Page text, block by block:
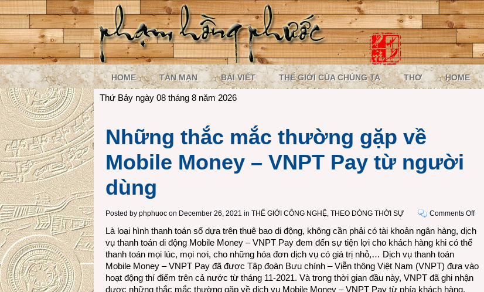
HOME TẢN MẠN BÀI VIẾT THẾ GIỚI CỦA CHÚNG TA THƠ HOME
Thứ Bảy ngày 08 tháng 8 năm 2026
Những thắc mắc thường gặp về
Mobile Money – VNPT Pay từ người
dùng
Posted by phphuoc on December 26, 2021 in THẾ GIỚI CÔNG NGHỆ, THEO DÒNG THỜI SỰ Comments Offon
thắc
gặp
Là loại hình thanh toán số dựa trên thuê bao di động, không cần phải có tài khoản ngân hàng, dịch
vụ thanh toán di động Mobile Money – VNPT Pay đem đến sự tiện lợi cho khách hàng khi có thể
thanh toán mọi lúc, mọi nơi, cho những hóa đơn dịch vụ có giá trị nhỏ,… Dịch vụ thanh toán
Mobile Money – VNPT Pay đã được Tập đoàn Bưu chính – Viễn thông Việt Nam (VNPT) đưa vào
hoạt động thí điểm trên cả nước từ tháng 11-2021. Và trong thời gian đầu này, VNPT đã ghi nhận
được những thắc mắc thường gặp về dịch vụ Mobile Money – VNPT Pay từ phía khách hàng.